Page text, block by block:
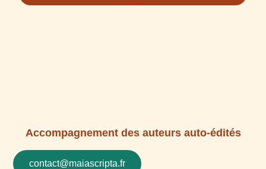
Accompagnement des auteurs auto-édités
contact@maiascripta.fr